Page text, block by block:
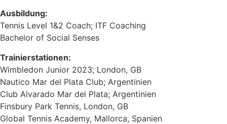
Ausbildung:
Tennis Level 1&2 Coach; ITF Coaching
Bachelor of Social Senses
Trainierstationen:
Wimbledon Junior 2023; London, GB
Nautico Mar del Plata Club; Argentinien
Club Alvarado Mar del Plata; Argentinien
Finsbury Park Tennis, London, GB
Global Tennis Academy, Mallorca, Spanien